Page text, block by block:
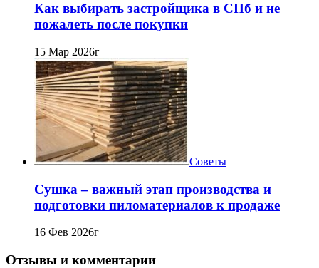
Как выбирать застройщика в СПб и не
пожалеть после покупки
15 Мар 2026г
Советы
Сушка – важный этап производства и
подготовки пиломатериалов к продаже
16 Фев 2026г
Отзывы и комментарии